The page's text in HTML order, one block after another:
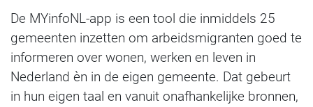
De MYinfoNL-app is een tool die inmiddels 25
gemeenten inzetten om arbeidsmigranten goed te
informeren over wonen, werken en leven in
Nederland èn in de eigen gemeente. Dat gebeurt
in hun eigen taal en vanuit onafhankelijke bronnen,